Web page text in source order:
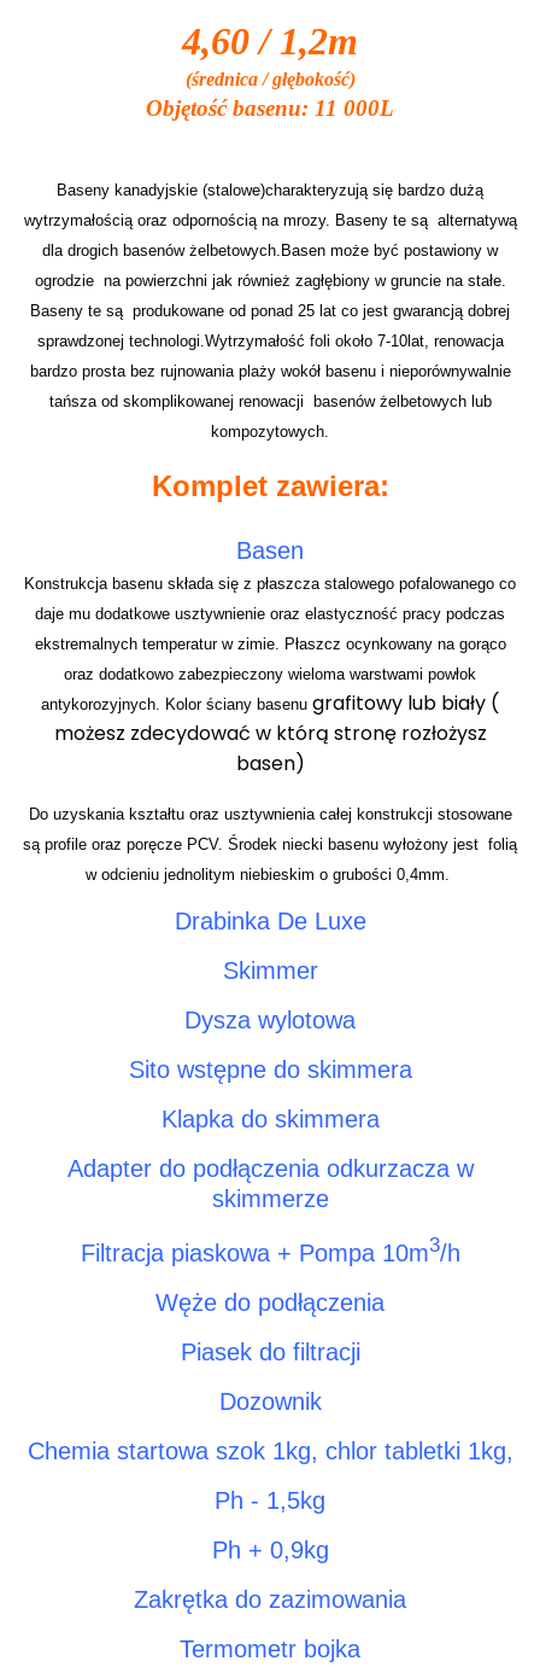
4,60 / 1,2m
(średnica / głębokość)
Objętość basenu: 11 000L
Baseny kanadyjskie (stalowe)charakteryzują się bardzo dużą
wytrzymałością oraz odpornością na mrozy. Baseny te są alternatywą
dla drogich basenów żelbetowych.Basen może być postawiony w
ogrodzie na powierzchni jak również zagłębiony w gruncie na stałe.
Baseny te są produkowane od ponad 25 lat co jest gwarancją dobrej
sprawdzonej technologi.Wytrzymałość foli około 7-10lat, renowacja
bardzo prosta bez rujnowania plaży wokół basenu i nieporównywalnie
tańsza od skomplikowanej renowacji basenów żelbetowych lub
kompozytowych.
Komplet zawiera:
Basen
Konstrukcja basenu składa się z płaszcza stalowego pofalowanego co
daje mu dodatkowe usztywnienie oraz elastyczność pracy podczas
ekstremalnych temperatur w zimie. Płaszcz ocynkowany na gorąco
oraz dodatkowo zabezpieczony wieloma warstwami powłok
antykorozyjnych. Kolor ściany basenu grafitowy lub biały (
możesz zdecydować w którą stronę rozłożysz
basen)
Do uzyskania kształtu oraz usztywnienia całej konstrukcji stosowane
są profile oraz poręcze PCV. Środek niecki basenu wyłożony jest folią
w odcieniu jednolitym niebieskim o grubości 0,4mm.
Drabinka De Luxe
Skimmer
Dysza wylotowa
Sito wstępne do skimmera
Klapka do skimmera
Adapter do podłączenia odkurzacza w
skimmerze
Filtracja piaskowa + Pompa 10m3/h
Węże do podłączenia
Piasek do filtracji
Dozownik
Chemia startowa szok 1kg, chlor tabletki 1kg,
Ph - 1,5kg
Ph + 0,9kg
Zakrętka do zazimowania
Termometr bojka